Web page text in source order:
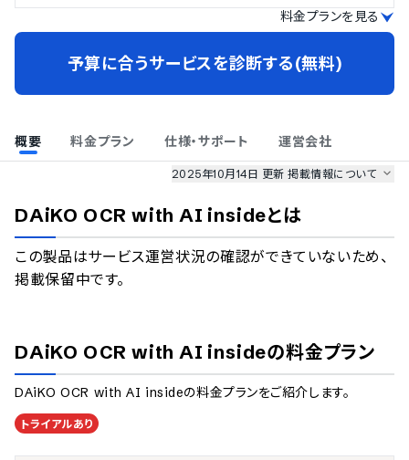
料金プランを見る
予算に合うサービスを診断する(無料)
概要 料金プラン 仕様・サポート 運営会社
2025年10月14日 更新掲載情報について
のサービス情報は、 一部PRONIアイミツSaaS
のサービスデータを参照しています。
情報更新者：AI最強ナビ編集部 情報取得元 掲載修正依頼
DAiKO OCR with AI insideとは
この製品はサービス運営状況の確認ができていないため、
掲載保留中です。
DAiKO OCR with AI insideの料金プラン
DAiKO OCR with AI insideの料金プランをご紹介します。
トライアルあり